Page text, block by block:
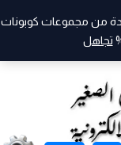
من مجموعات كوبونات
تجاهل